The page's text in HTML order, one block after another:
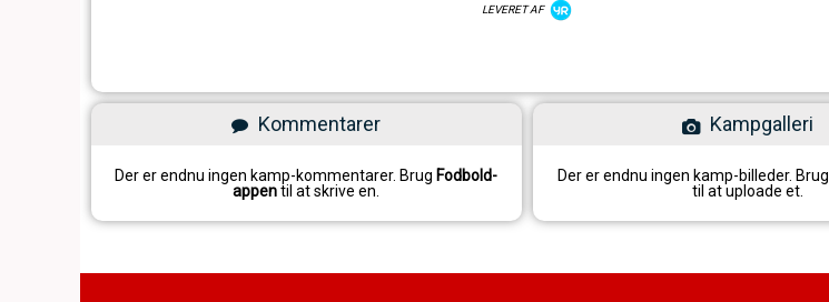
LEVERET AF
Kommentarer
Der er endnu ingen kamp-kommentarer. Brug Fodbold-
appentil at skrive en.
Kampgalleri
Der er endnu ingen kamp-billeder. Brug
til at uploade et.